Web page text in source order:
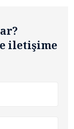
iletişime